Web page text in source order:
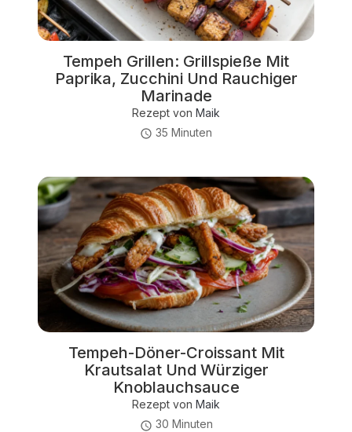
Tempeh Grillen: Grillspieße Mit
Paprika, Zucchini Und Rauchiger
Marinade
Rezept von Maik
35 Minuten
Tempeh-Döner-Croissant Mit
Krautsalat Und Würziger
Knoblauchsauce
Rezept von Maik
30 Minuten